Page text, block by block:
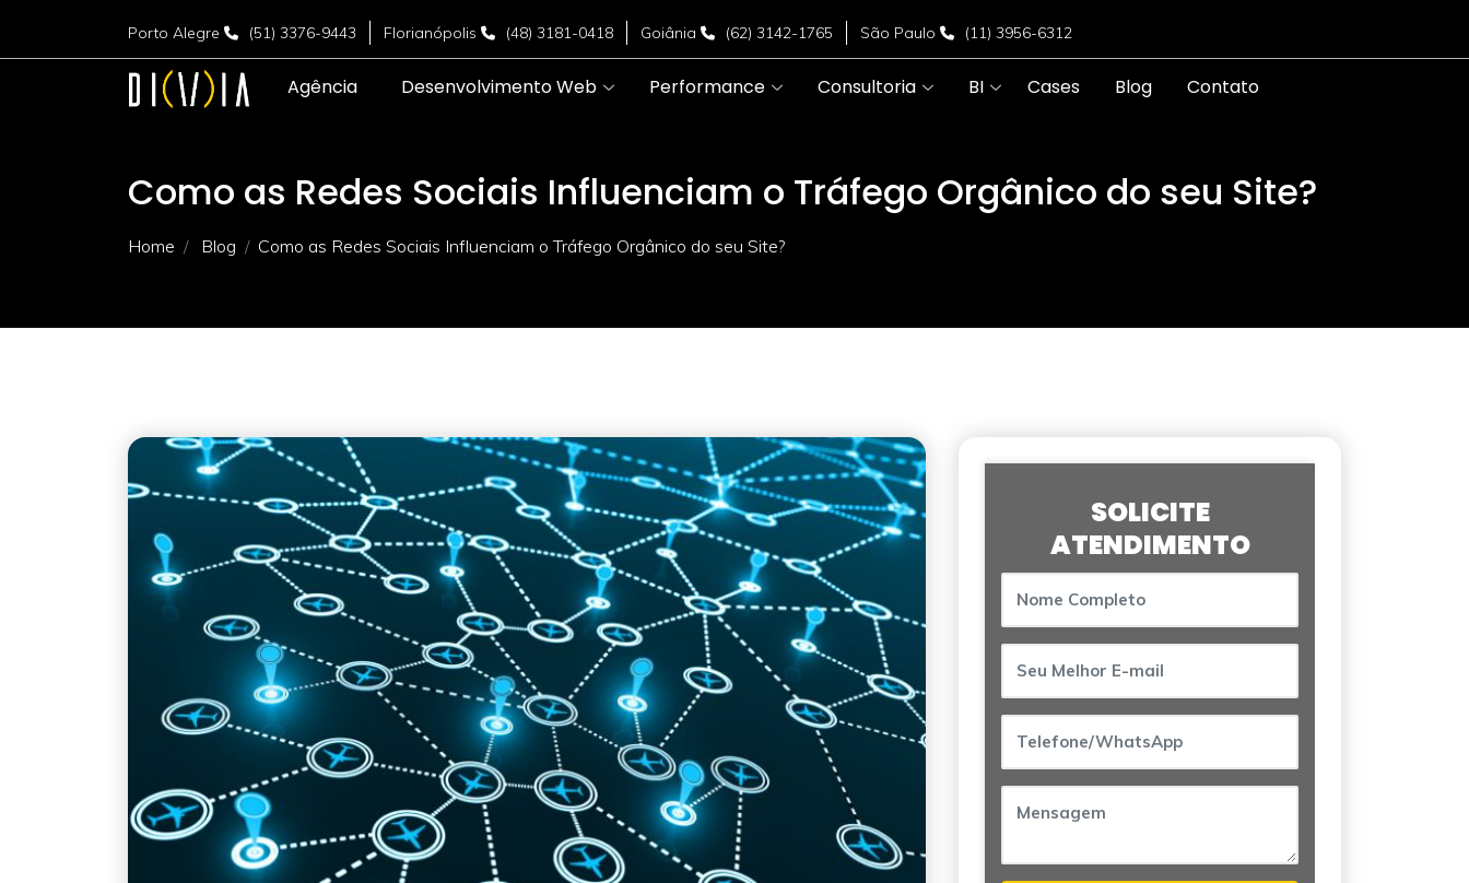
Porto Alegre (51) 3376-9443 Florianópolis (48) 3181-0418 Goiânia (62) 3142-1765 São Paulo (11) 3956-6312
Agência Desenvolvimento Web Performance Consultoria BI Cases Blog Contato
Como as Redes Sociais Influenciam o Tráfego Orgânico do seu Site?
Home Blog Como as Redes Sociais Influenciam o Tráfego Orgânico do seu Site?
SOLICITE
ATENDIMENTO